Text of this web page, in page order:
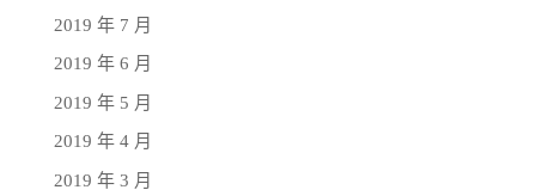
2019 年 7 月
2019 年 6 月
2019 年 5 月
2019 年 4 月
2019 年 3 月